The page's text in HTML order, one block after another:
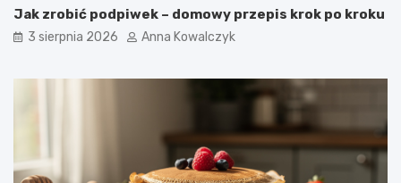
Jak zrobić podpiwek – domowy przepis krok po kroku
3 sierpnia 2026 Anna Kowalczyk